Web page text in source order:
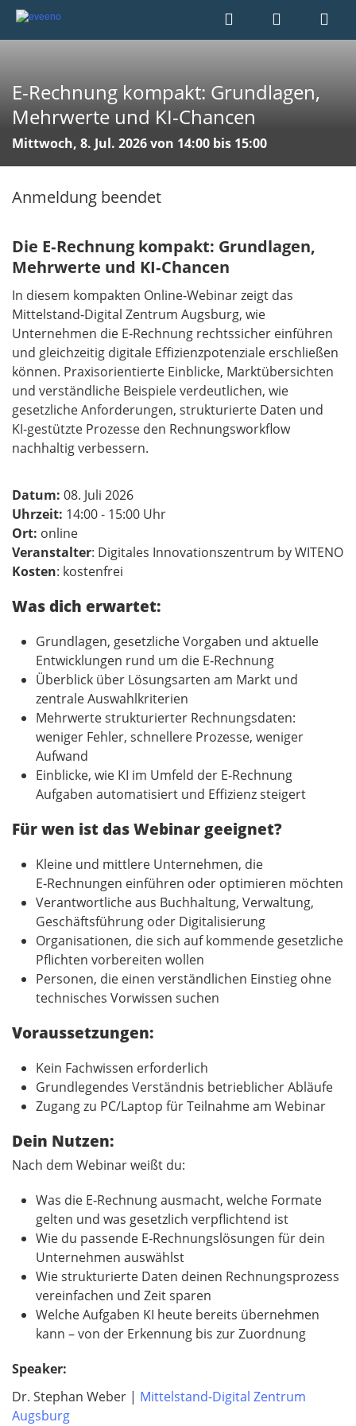
E-Rechnung kompakt: Grundlagen,
Mehrwerte und KI-Chancen
Mittwoch, 8. Jul. 2026 von 14:00 bis 15:00
Anmeldung beendet
Die E‑Rechnung kompakt: Grundlagen,
Mehrwerte und KI‑Chancen
In diesem kompakten Online‑Webinar zeigt das
Mittelstand‑Digital Zentrum Augsburg, wie
Unternehmen die E‑Rechnung rechtssicher einführen
und gleichzeitig digitale Effizienzpotenziale erschließen
können. Praxisorientierte Einblicke, Marktübersichten
und verständliche Beispiele verdeutlichen, wie
gesetzliche Anforderungen, strukturierte Daten und
KI‑gestützte Prozesse den Rechnungsworkflow
nachhaltig verbessern.
Datum: 08. Juli 2026
Uhrzeit: 14:00 - 15:00 Uhr
Ort: online
Veranstalter: Digitales Innovationszentrum by WITENO
Kosten: kostenfrei
Was dich erwartet:
Grundlagen, gesetzliche Vorgaben und aktuelle
Entwicklungen rund um die E‑Rechnung
Überblick über Lösungsarten am Markt und
zentrale Auswahlkriterien
Mehrwerte strukturierter Rechnungsdaten:
weniger Fehler, schnellere Prozesse, weniger
Aufwand
Einblicke, wie KI im Umfeld der E‑Rechnung
Aufgaben automatisiert und Effizienz steigert
Für wen ist das Webinar geeignet?
Kleine und mittlere Unternehmen, die
E‑Rechnungen einführen oder optimieren möchten
Verantwortliche aus Buchhaltung, Verwaltung,
Geschäftsführung oder Digitalisierung
Organisationen, die sich auf kommende gesetzliche
Pflichten vorbereiten wollen
Personen, die einen verständlichen Einstieg ohne
technisches Vorwissen suchen
Voraussetzungen:
Kein Fachwissen erforderlich
Grundlegendes Verständnis betrieblicher Abläufe
Zugang zu PC/Laptop für Teilnahme am Webinar
Dein Nutzen:
Nach dem Webinar weißt du:
Was die E‑Rechnung ausmacht, welche Formate
gelten und was gesetzlich verpflichtend ist
Wie du passende E‑Rechnungslösungen für dein
Unternehmen auswählst
Wie strukturierte Daten deinen Rechnungsprozess
vereinfachen und Zeit sparen
Welche Aufgaben KI heute bereits übernehmen
kann – von der Erkennung bis zur Zuordnung
Speaker:
Dr. Stephan Weber | Mittelstand-Digital Zentrum
Augsburg